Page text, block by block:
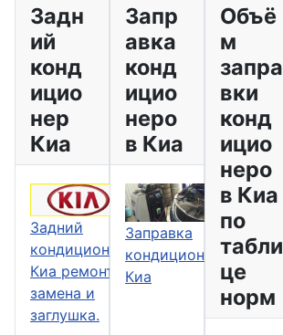
Задн
ий
конд
ицио
нер
Киа
Задний
кондиционер
Киа ремонт,
замена и
заглушка.
Запр
авка
конд
ицио
неро
в Киа
Заправка
кондиционеров
Киа
Объё
м
запра
вки
конд
ицио
неро
в Киа
по
табли
це
норм